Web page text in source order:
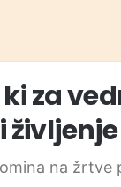
za
življenje
na žrtve